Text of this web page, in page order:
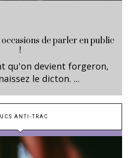
occasions de parler en public
!
qu'on devient forgeron,
le dicton. ...
ANTI-TRAC